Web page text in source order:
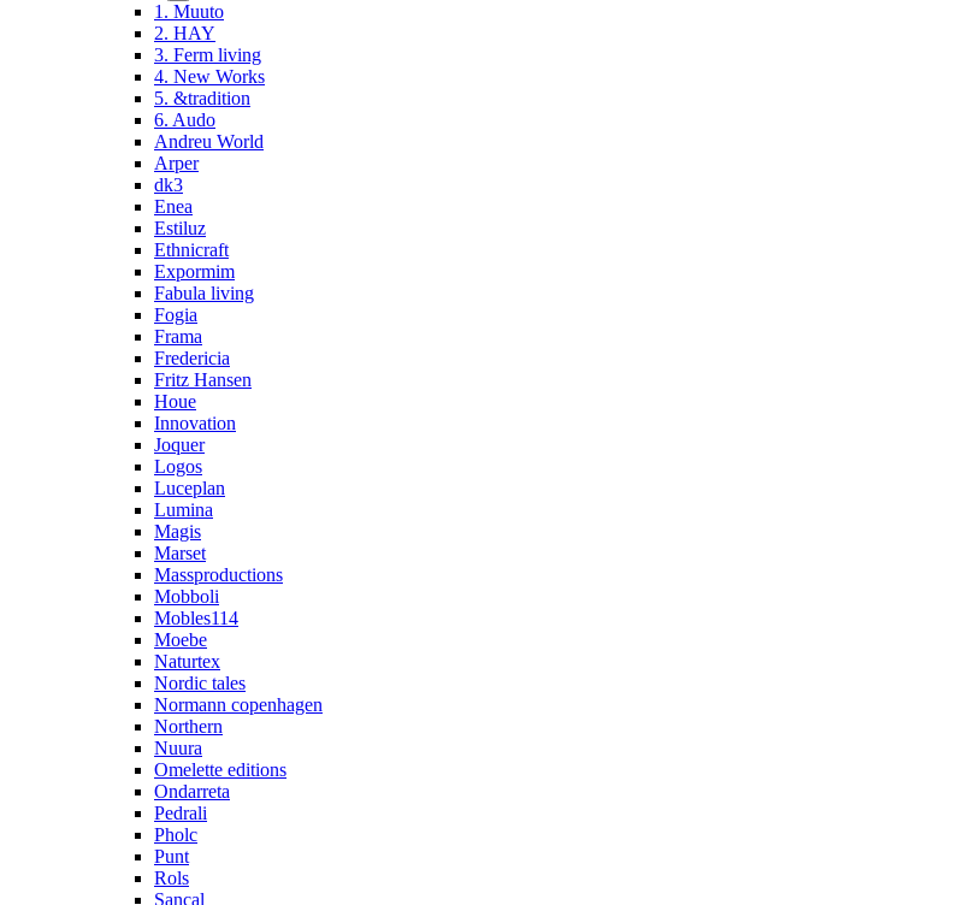
1. Muuto
2. HAY
3. Ferm living
4. New Works
5. &tradition
6. Audo
Andreu World
Arper
dk3
Enea
Estiluz
Ethnicraft
Expormim
Fabula living
Fogia
Frama
Fredericia
Fritz Hansen
Houe
Innovation
Joquer
Logos
Luceplan
Lumina
Magis
Marset
Massproductions
Mobboli
Mobles114
Moebe
Naturtex
Nordic tales
Normann copenhagen
Northern
Nuura
Omelette editions
Ondarreta
Pedrali
Pholc
Punt
Rols
Sancal